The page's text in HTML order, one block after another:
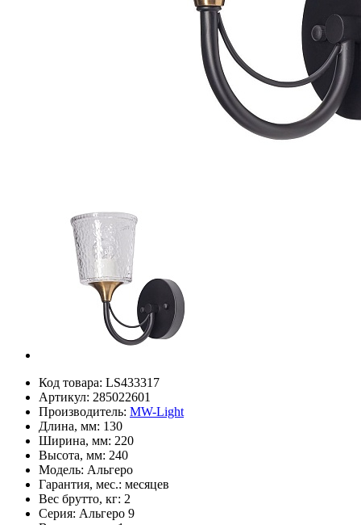
Код товара: LS433317
Артикул: 285022601
Производитель: MW-Light
Длина, мм: 130
Ширина, мм: 220
Высота, мм: 240
Модель: Альгеро
Гарантия, мес.: месяцев
Вес брутто, кг: 2
Серия: Альгеро 9